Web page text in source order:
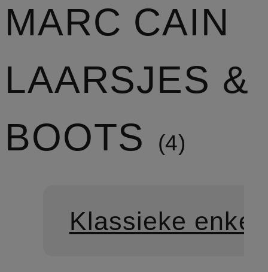
MARC CAIN
LAARSJES &
BOOTS
4
Klassieke